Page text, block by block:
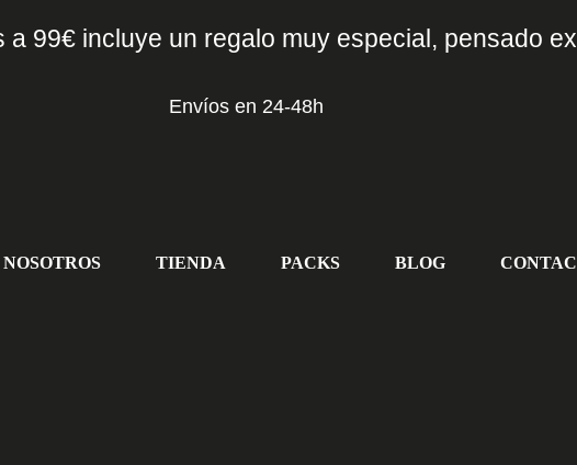
99€ incluye un regalo muy especial, pensado
Envíos en 24-48h
NOSOTROS TIENDA PACKS BLOG